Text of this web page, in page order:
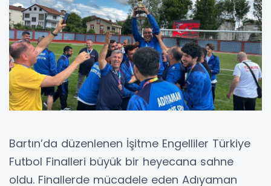
Bartın’da düzenlenen İşitme Engelliler Türkiye
Futbol Finalleri büyük bir heyecana sahne
oldu. Finallerde mücadele eden Adıyaman